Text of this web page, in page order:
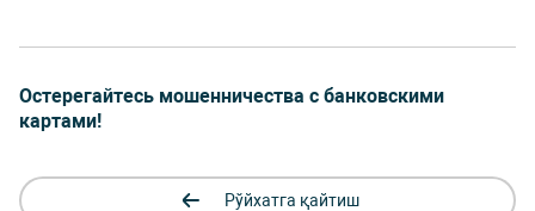
Остерегайтесь мошенничества с банковскими
картами!
Рўйхатга қайтиш